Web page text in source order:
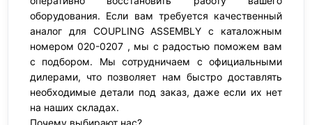
оборудования. Если вам требуется качественный
аналог для COUPLING ASSEMBLY с каталожным
номером 020-0207 , мы с радостью поможем вам
с подбором. Мы сотрудничаем с официальными
дилерами, что позволяет нам быстро доставлять
необходимые детали под заказ, даже если их нет
на наших складах.
Почему выбирают нас?